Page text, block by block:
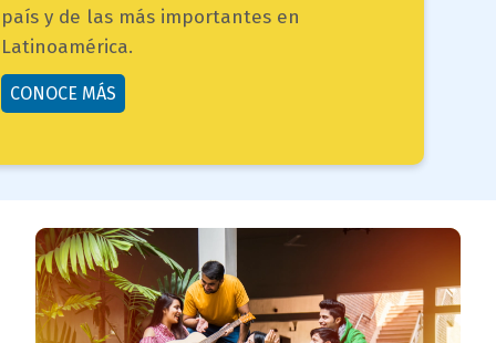
país y de las más importantes en
Latinoamérica.
button
bloque
CONOCE MÁS